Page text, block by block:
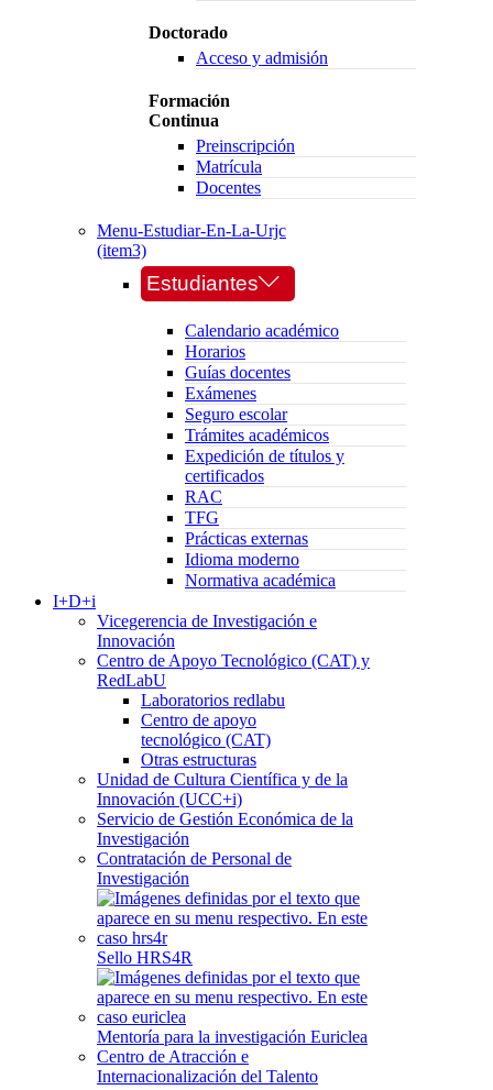
Doctorado
Acceso y admisión
Formación
Continua
Preinscripción
Matrícula
Docentes
Menu-Estudiar-En-La-Urjc
(item3)
Estudiantes
Calendario académico
Horarios
Guías docentes
Exámenes
Seguro escolar
Trámites académicos
Expedición de títulos y
certificados
RAC
TFG
Prácticas externas
Idioma moderno
Normativa académica
I+D+i
Vicegerencia de Investigación e
Innovación
Centro de Apoyo Tecnológico (CAT) y
RedLabU
Laboratorios redlabu
Centro de apoyo
tecnológico (CAT)
Otras estructuras
Unidad de Cultura Científica y de la
Innovación (UCC+i)
Servicio de Gestión Económica de la
Investigación
Contratación de Personal de
Investigación
Sello HRS4R
Mentoría para la investigación Euriclea
Centro de Atracción e
Internacionalización del Talento